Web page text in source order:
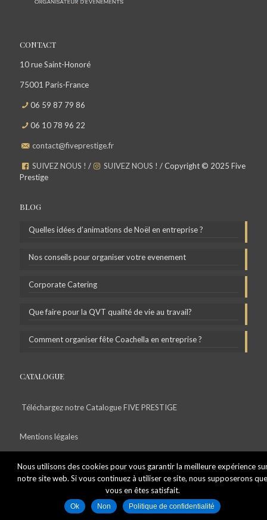
CONTACT
10 rue Saint-Honoré
75001 Paris-France
06 59 87 79 86
06 10 78 96 22
contact@fiveprestige.fr
SUIVEZ NOUS ! / SUIVEZ NOUS ! / Copyright © 2025 Five
Prestige
BLOG
Quelles idées d’animations de Noël en entreprise ?
Nos conseils pour organiser votre evenement
Corporate Catering
Que faire pour la QVT qualité de vie au travail?
Comment organiser fête Coachella en entreprise ?
CATALOGUE
Téléchargez notre Catalogue FIVE PRESTIGE
Mentions légales
Nous utilisons des cookies pour vous garantir la meilleure expérience
notre site web. Si vous continuez à utiliser ce site, nous supposerons que
vous en êtes satisfait.
Ok Non Politique de confidentialité